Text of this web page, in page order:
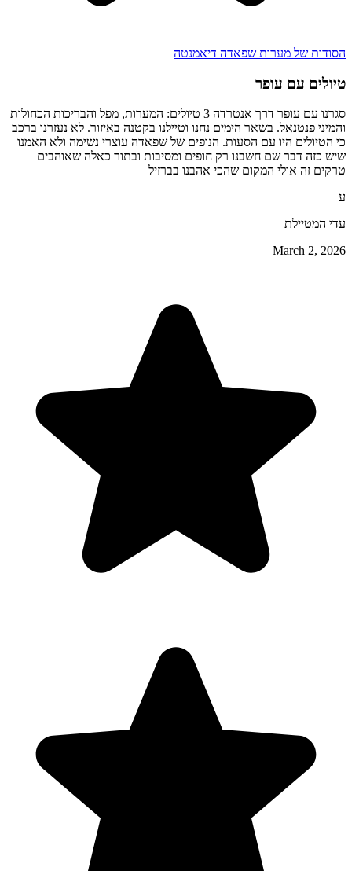
הסודות של מערות שפאדה דיאמנטה
טיולים עם עופר
סגרנו עם עופר דרך אנטרדה 3 טיולים: המערות, מפל והבריכות הכחולות
והמיני פנטנאל. בשאר הימים נחנו וטיילנו בקטנה באיזור. לא נעזרנו ברכב
כי הטיולים היו עם הסעות. הנופים של שפאדה עוצרי נשימה ולא האמנו
שיש כזה דבר שם חשבנו רק חופים ומסיבות ובתור כאלה שאוהבים
טרקים זה אולי המקום שהכי אהבנו בברזיל
ע
עדי המטיילת
March 2, 2026